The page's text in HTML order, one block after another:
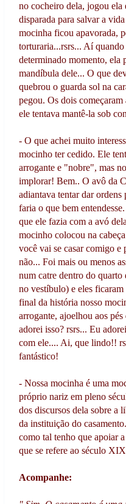
no cocheiro dela, jogou ela
disparada para salvar a
mocinha ficou apavorada,
torturaria...rsrs... Aí
determinado momento, ela
mandíbula dele... O que
quebrou o guarda sol na
pegou. Os dois
ele tentava mantê-la sob
- O que achei muito
mocinho ter cedido. Ele
arrogante e "nobre", mas
implorar! Bem.. O avô da
adiantava tentar dar ordens
faria o que bem
que ele fazia com a avó
mocinho colocou na
você vai se casar comigo e
não... Foi mais ou menos
num catre dentro do quarto
no vestíbulo) e eles
final da história nosso
arrogante, ajoelhou aos
adorei isso? rsrs... Eu
com ele.... Ai, que lindo!!
fantástico!
- Nossa mocinha é uma
próprio nariz em pleno
dos discursos dela sobre a
da instituição do
como tal tenho que apoiar
que se refere ao século
Acompanhe: